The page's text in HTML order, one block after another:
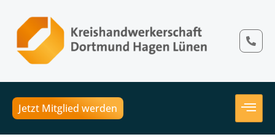
Jetzt Mitglied werden